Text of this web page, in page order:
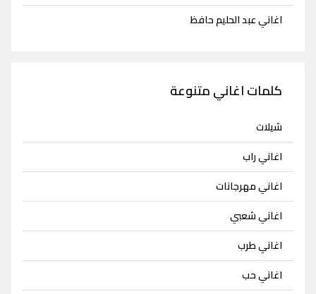
اغاني عبد الحليم حافظ
كلمات اغاني متنوعة
شيلات
اغاني راب
اغاني مهرجانات
اغاني شعبي
اغاني طرب
اغاني حب